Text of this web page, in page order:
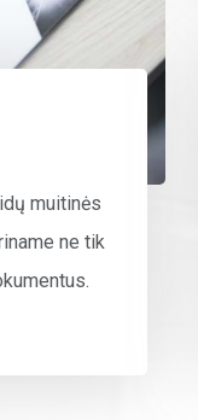
muitinės
ne tik